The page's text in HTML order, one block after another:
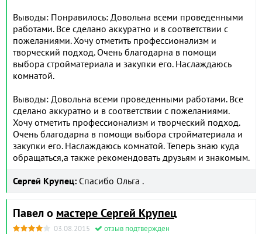
Выводы: Понравилось: Довольна всеми проведенными
работами. Все сделано аккуратно и в соответствии с
пожеланиями. Хочу отметить профессионализм и
творческий подход. Очень благодарна в помощи
выбора стройматериала и закупки его. Наслаждаюсь
комнатой.
Выводы: Довольна всеми проведенными работами. Все
сделано аккуратно и в соответствии с пожеланиями.
Хочу отметить профессионализм и творческий подход.
Очень благодарна в помощи выбора стройматериала и
закупки его. Наслаждаюсь комнатой. Теперь знаю куда
обращаться,а также рекомендовать друзьям и знакомым.
Сергей Крупец: Спасибо Ольга .
Павел о мастере Сергей Крупец
03.08.2015 отзыв подтвержден